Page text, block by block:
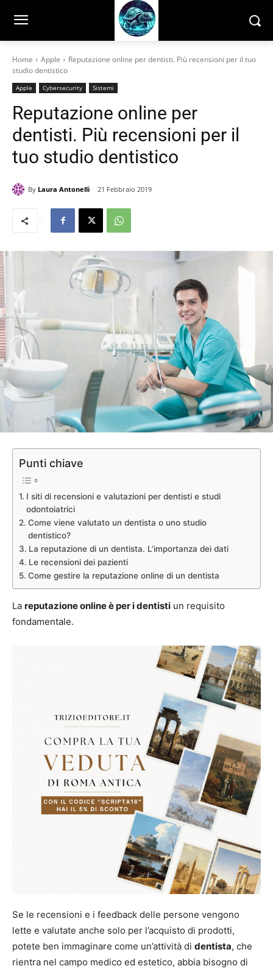
Home Apple
Reputazione online per dentisti. Più recensioni per il tuo
studio dentistico
Apple Cybersecurity Sistemi
Reputazione online per
dentisti. Più recensioni per il
tuo studio dentistico
By Laura Antonelli 21 Febbraio 2019
Punti chiave
I siti di recensioni e valutazioni per dentisti e studi
odontoiatrici
Come viene valutato un dentista o uno studio
dentistico?
La reputazione di un dentista. L’importanza dei dati
Le recensioni dei pazienti
Come gestire la reputazione online di un dentista
La reputazione online è per i dentisti un requisito
fondamentale.
Se le recensioni e i feedback delle persone vengono
lette e valutate anche solo per l’acquisto di prodotti,
potete ben immaginare come un’attività di dentista, che
rientra nel campo medico ed estetico, abbia bisogno di